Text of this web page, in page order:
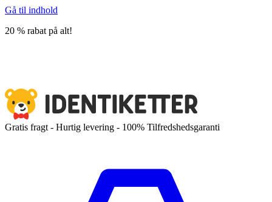
Gå til indhold
20 % rabat på alt!
Gratis fragt - Hurtig levering - 100% Tilfredshedsgaranti